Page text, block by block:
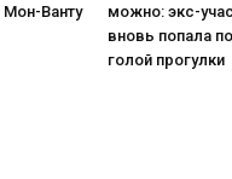
Ванту
можно: экс-
вновь попала
голой прогулки